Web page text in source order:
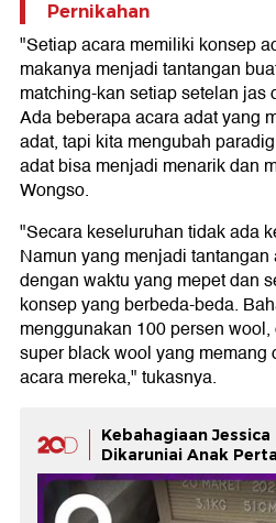
Pernikahan
"Setiap acara memiliki konsep
makanya menjadi tantangan
matching-kan setiap setelan jas
Ada beberapa acara adat yang
adat, tapi kita mengubah
adat bisa menjadi menarik dan
Wongso.
"Secara keseluruhan tidak ada
Namun yang menjadi
dengan waktu yang mepet dan
konsep yang berbeda-beda.
menggunakan 100 persen
super black wool yang
acara mereka," tukasnya.
Kebahagiaan
Dikaruniai Anak